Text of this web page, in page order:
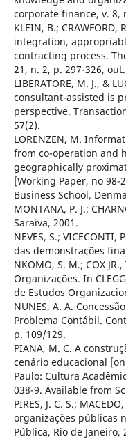
corporate finance, v. 8,
KLEIN, B.; CRAWFORD,
integration,
contracting process.
21, n. 2, p. 297-326,
LIBERATORE, M. J., &
consultant-assisted is
perspective.
57(2).
LORENZEN, M.
from co-operation and
geographically
[Working Paper, no 98-
Business School,
MONTANA, P. J.;
Saraiva, 2001.
NEVES, S.;
das demonstrações
NKOMO, S. M.; COX
Organizações. In
de Estudos
NUNES, A. A.
Problema Contábil.
p. 109/129.
PIANA, M. C. A
cenário educacional
Paulo: Cultura
038-9. Available from
PIRES, J. C. S.;
organizações públicas
Pública, Rio de Janeiro,